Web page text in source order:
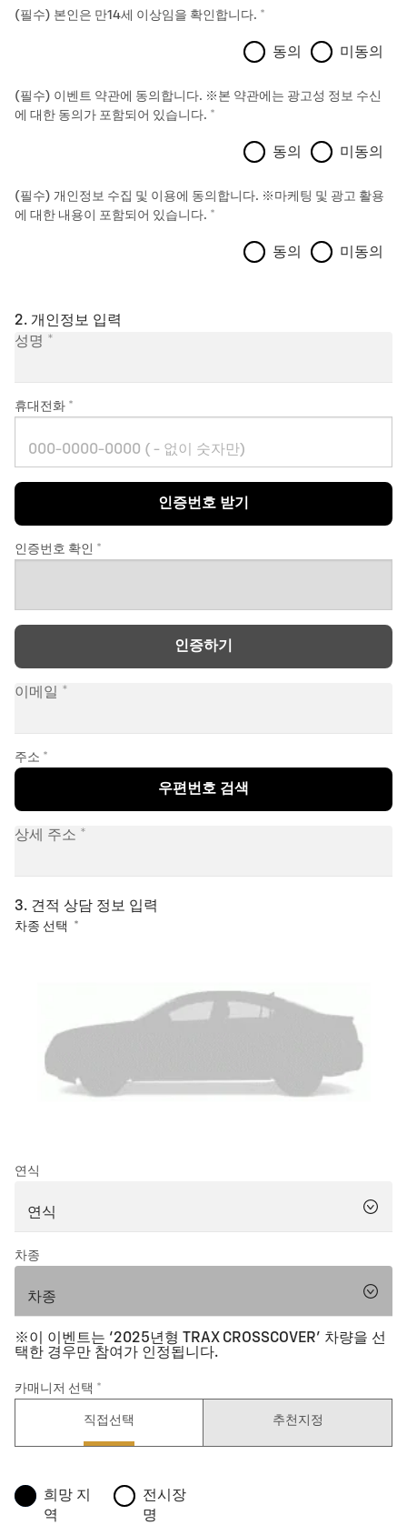
(필수) 본인은 만14세 이상임을 확인합니다.
동의 미동의
(필수) 이벤트 약관에 동의합니다. ※본 약관에는 광고성 정보 수신
에 대한 동의가 포함되어 있습니다.
동의 미동의
(필수) 개인정보 수집 및 이용에 동의합니다. ※마케팅 및 광고 활용
에 대한 내용이 포함되어 있습니다.
동의 미동의
2. 개인정보 입력
성명
휴대전화
인증번호 받기
인증번호 확인
인증하기
이메일
주소
우편번호 검색
상세 주소
3. 견적 상담 정보 입력​
차종 선택 *
연식
차종
※이 이벤트는 ‘2025년형 TRAX CROSSCOVER’ 차량을 선
택한 경우만 참여가 인정됩니다.
카매니저 선택
직접선택 추천지정
희망 지
역
전시장
명